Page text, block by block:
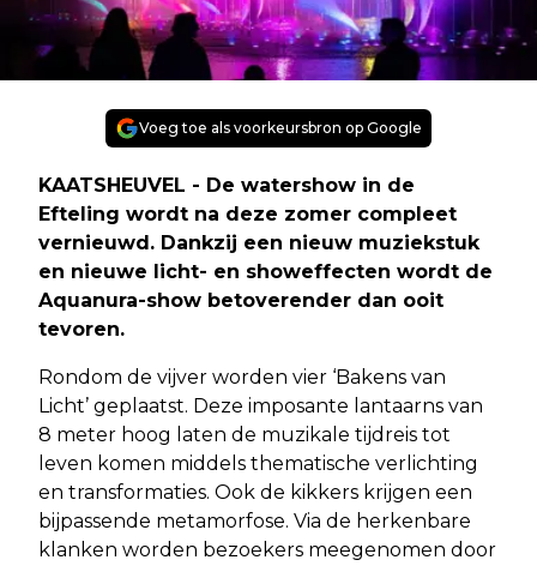
Voeg toe als voorkeursbron op Google
KAATSHEUVEL - De watershow in de
Efteling wordt na deze zomer compleet
vernieuwd. Dankzij een nieuw muziekstuk
en nieuwe licht- en showeffecten wordt de
Aquanura-show betoverender dan ooit
tevoren.
Rondom de vijver worden vier ‘Bakens van
Licht’ geplaatst. Deze imposante lantaarns van
8 meter hoog laten de muzikale tijdreis tot
leven komen middels thematische verlichting
en transformaties. Ook de kikkers krijgen een
bijpassende metamorfose. Via de herkenbare
klanken worden bezoekers meegenomen door